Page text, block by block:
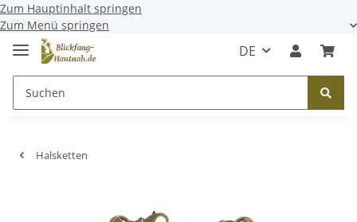
Zum Hauptinhalt springen
Zum Menü springen
DE
Halsketten